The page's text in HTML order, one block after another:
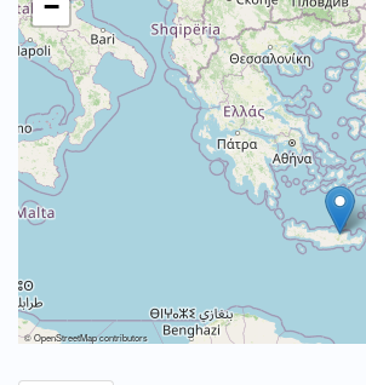
−
©OpenStreetMapcontributors